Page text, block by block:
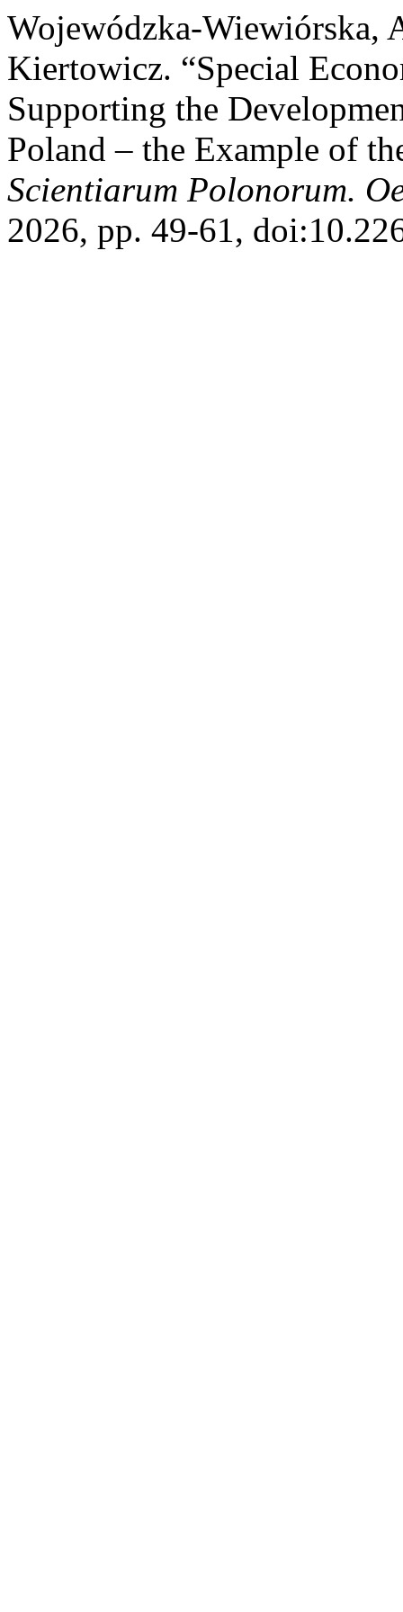
Wojewódzka-Wiewiórska,
Kiertowicz. “Special
Supporting the
Poland – the Example of
Scientiarum Polonorum.
2026, pp. 49-61,